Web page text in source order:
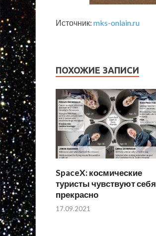
Источник: mks-onlain.ru
ПОХОЖИЕ ЗАПИСИ
SpaceX: космические
туристы чувствуют себя
прекрасно
17.09.2021